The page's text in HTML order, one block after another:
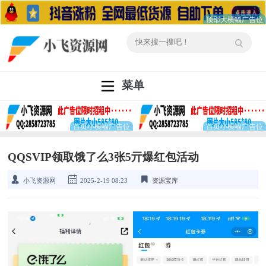
菜单
QQSVIP领取饿了么3张5亓爆红包活动
小飞资源网 2025-2-19 08:23 资源宝库